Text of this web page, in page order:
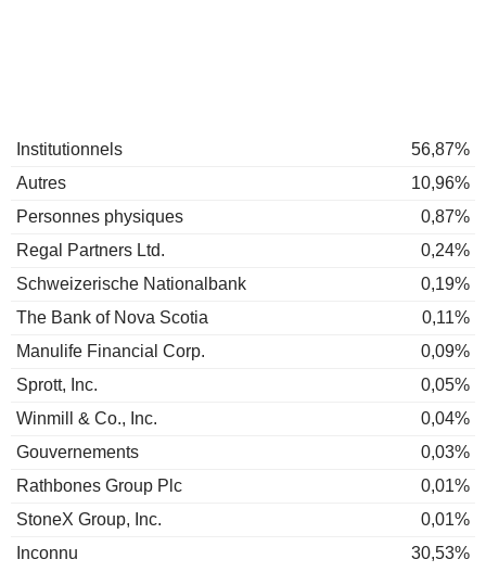
Institutionnels
56,87%
Autres
10,96%
Personnes physiques
0,87%
Regal Partners Ltd.
0,24%
Schweizerische Nationalbank
0,19%
The Bank of Nova Scotia
0,11%
Manulife Financial Corp.
0,09%
Sprott, Inc.
0,05%
Winmill & Co., Inc.
0,04%
Gouvernements
0,03%
Rathbones Group Plc
0,01%
StoneX Group, Inc.
0,01%
Inconnu
30,53%